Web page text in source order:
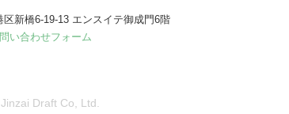
区新橋6-19-13 エンスイテ御成門6階
い合わせフォーム
Draft Co, Ltd.